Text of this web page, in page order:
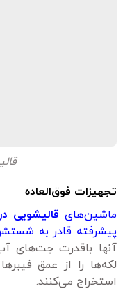
تجهیزات فوق‌العاده
ماشین‌های قالیشویی
پیشرفته قادر به
آنها باقدرت جت‌های
لکه‌ها را از عمق
استخراج می‌کنند.